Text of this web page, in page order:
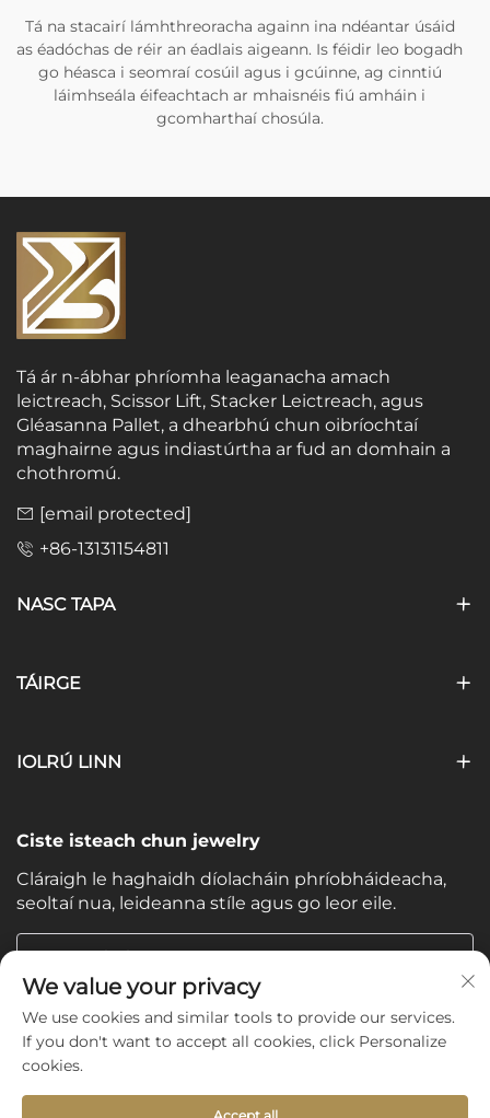
Tá na stacairí lámhthreoracha againn ina ndéantar úsáid
as éadóchas de réir an éadlais aigeann. Is féidir leo bogadh
go héasca i seomraí cosúil agus i gcúinne, ag cinntiú
láimhseála éifeachtach ar mhaisnéis fiú amháin i
gcomharthaí chosúla.
Tá ár n-ábhar phríomha leaganacha amach
leictreach, Scissor Lift, Stacker Leictreach, agus
Gléasanna Pallet, a dhearbhú chun oibríochtaí
maghairne agus indiastúrtha ar fud an domhain a
chothromú.
[email protected]
+86-13131154811
NASC TAPA
TÁIRGE
IOLRÚ LINN
Ciste isteach chun jewelry
Cláraigh le haghaidh díolacháin phríobháideacha,
seoltaí nua, leideanna stíle agus go leor eile.
Do Ríomhphost
Subscribe
We value your privacy
We use cookies and similar tools to provide our services.
If you don't want to accept all cookies, click Personalize
cookies.